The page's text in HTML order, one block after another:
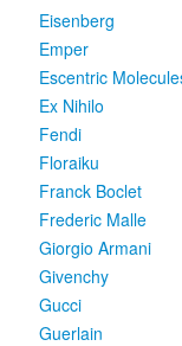
Eisenberg
Emper
Escentric
Ex Nihilo
Fendi
Floraiku
Franck Boclet
Frederic Malle
Giorgio Armani
Givenchy
Gucci
Guerlain